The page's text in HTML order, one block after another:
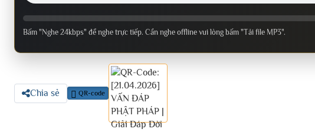
Bấm "Nghe 24kbps" để nghe trực tiếp. Cần nghe offline vui lòng bấm "Tải file MP3".
Chia sẻ QR-code